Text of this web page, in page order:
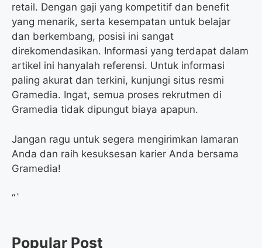
retail. Dengan gaji yang kompetitif dan benefit
yang menarik, serta kesempatan untuk belajar
dan berkembang, posisi ini sangat
direkomendasikan. Informasi yang terdapat dalam
artikel ini hanyalah referensi. Untuk informasi
paling akurat dan terkini, kunjungi situs resmi
Gramedia. Ingat, semua proses rekrutmen di
Gramedia tidak dipungut biaya apapun.
Jangan ragu untuk segera mengirimkan lamaran
Anda dan raih kesuksesan karier Anda bersama
Gramedia!
“`
Popular Post